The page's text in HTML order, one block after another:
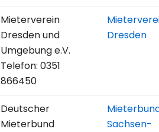
Mieterverein
Dresden und
Umgebung e.V.
Telefon: 0351
866450
Dresden
Deutscher
Mieterbund
Sachsen-